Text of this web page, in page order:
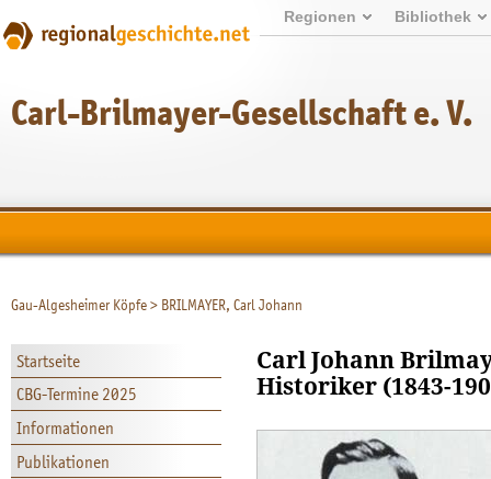
Regionen Bibliothek
Carl-Brilmayer-Gesellschaft e. V.
Gau-Algesheimer Köpfe> BRILMAYER, Carl Johann
Startseite
CBG-Termine 2025
Informationen
Publikationen
Carl Johann
Historiker (1843-